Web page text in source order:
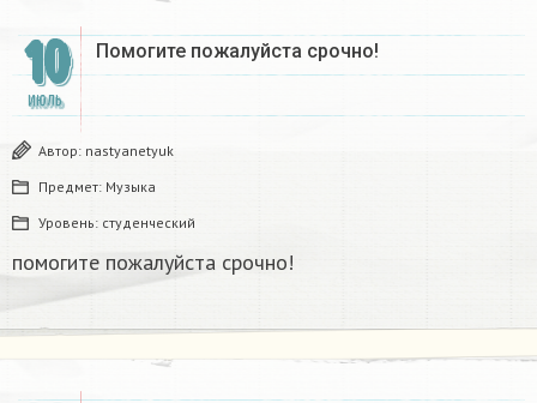
10
ИЮЛЬ
Помогите пожалуйста срочно!​
Автор: nastyanetyuk
Предмет: Музыка
Уровень: студенческий
помогите пожалуйста срочно!​